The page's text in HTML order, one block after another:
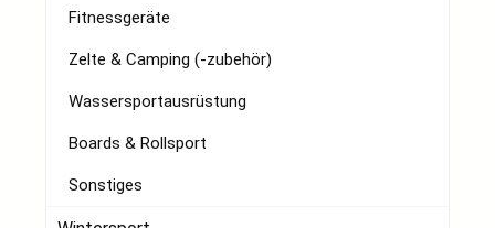
Fitnessgeräte
Zelte & Camping (-zubehör)
Wassersportausrüstung
Boards & Rollsport
Sonstiges